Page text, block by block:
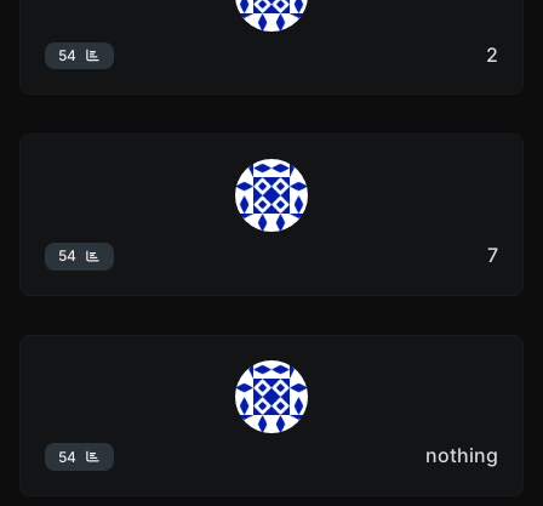
2
54
7
54
nothing
54